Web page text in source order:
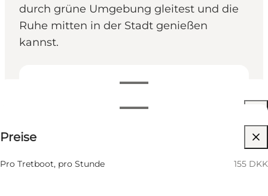
durch grüne Umgebung gleitest und die
Ruhe mitten in der Stadt genießen
kannst.
Öffnungszeiten anzeigen
Nach Monat filtern
6 August
Donnerstag
Preise
Pro Tretboot, pro Stunde 155 DKK
Mein Partner, Freunde, Kinder